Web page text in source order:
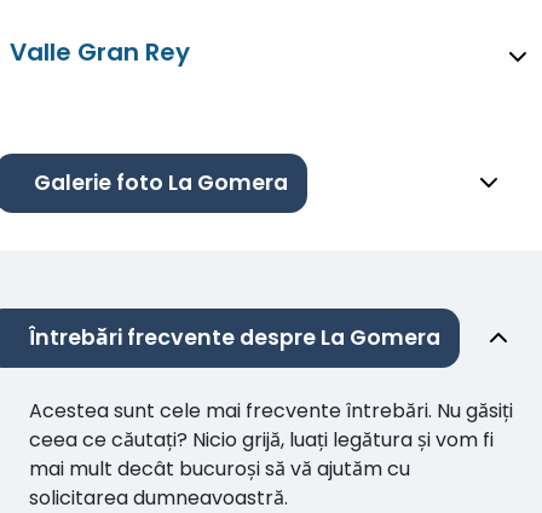
Valle Gran Rey
Galerie foto La Gomera
Întrebări frecvente despre La Gomera
Acestea sunt cele mai frecvente întrebări. Nu găsiți
ceea ce căutați? Nicio grijă, luați legătura și vom fi
mai mult decât bucuroși să vă ajutăm cu
solicitarea dumneavoastră.